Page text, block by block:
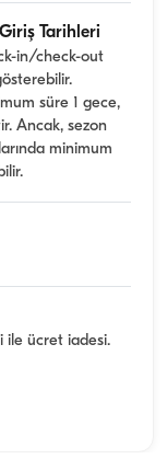
Tarihleri
in/check-out
süre 1 gece,
Ancak, sezon
minimum
ile ücret iadesi.